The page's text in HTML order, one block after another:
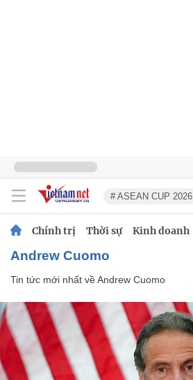
# ASEAN CUP 2026
Chính trị Thời sự Kinh doanh
Andrew Cuomo
Tin tức mới nhất vềAndrew Cuomo